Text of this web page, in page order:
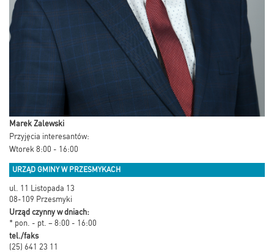
Marek Zalewski
Przyjęcia interesantów:
Wtorek 8:00 - 16:00
URZĄD GMINY W PRZESMYKACH
ul. 11 Listopada 13
08-109 Przesmyki
Urząd czynny w dniach:
* pon. - pt. – 8:00 - 16:00
tel./faks
(25) 641 23 11